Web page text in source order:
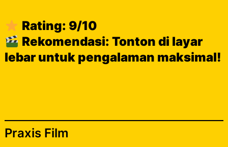
Rating: 9/10
Rekomendasi: Tonton di layar
lebar untuk pengalaman maksimal!
Praxis Film